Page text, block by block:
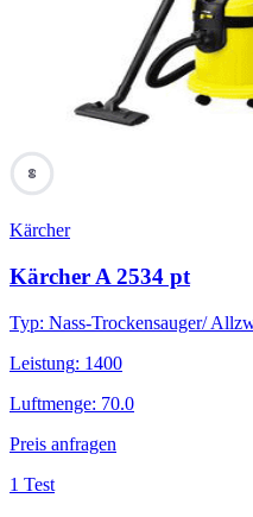
60
Kärcher
Kärcher A 2534 pt
Typ: Nass-Trockensauger/
Leistung: 1400
Luftmenge: 70.0
Preis anfragen
1 Test